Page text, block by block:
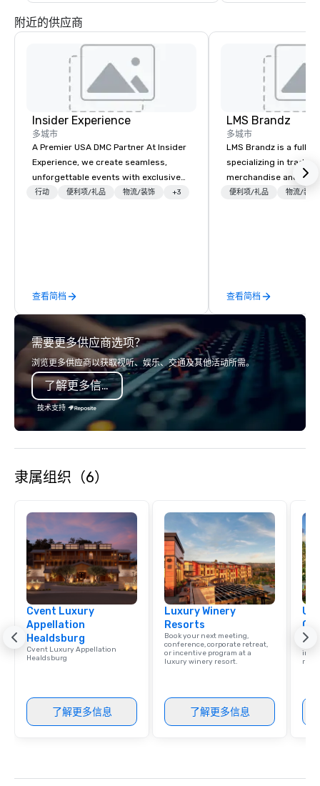
附近的供应商
Insider Experience
多城市
A Premier USA DMC Partner At Insider
Experience, we create seamless,
unforgettable events with exclusive
access to premium venues, world-
times, all-inclusive budget
turnarounds, strong industry
relationships, and operational
precision. We operate across the U.S.
in key destinations such as Hawaii,
Los Angeles, San Francisco, San
Diego, Orange County, Las Vegas, New
York, Chicago and Miami. Our global
offices enable us to efficiently serve
both U.S. and international clients
across multiple time zones. Let’s craft
contact us today!
行动 便利项/礼品 物流/装饰 +3
查看简档
LMS Brandz
多城市
LMS Brandz is a full-
specializing in trade
merchandise and
booth giveaways and
years of industry
commitment to
service set us apart.
smart, reliable
make the end-user
seamless from start to
便利项/礼品 物流/装饰
查看简档
需要更多供应商选项？
浏览更多供应商以获取视听、娱乐、交通及其他活动所需。
了解更多信息
技术支持
隶属组织（6）
Cvent Luxury
Appellation
Healdsburg
Cvent Luxury Appellation
Healdsburg
了解更多信息
Luxury Winery
Resorts
Book your next meeting,
conference, corporate retreat,
or incentive program at a
luxury winery resort.
了解更多信息
Find